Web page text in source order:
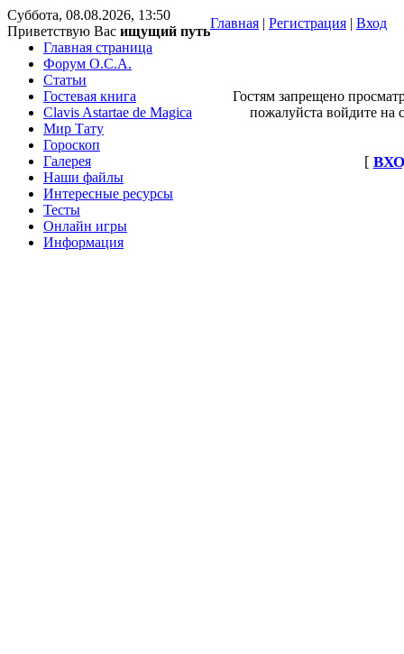
Суббота, 08.08.2026, 13:50
Приветствую Вас ищущий путь
Главная | Регистрация | Вход
Главная страница
Форум O.C.A.
Статьи
Гостевая книга
Clavis Astartae de Magica
Мир Тату
Гороскоп
Галерея
Наши файлы
Интересные ресурсы
Тесты
Онлайн игры
Информация
Гостям запрещено
пожалуйста войдите на
[